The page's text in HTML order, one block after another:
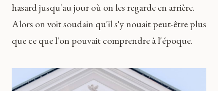
hasard jusqu'au jour où on les regarde en arrière.
Alors on voit soudain qu'il s'y nouait peut-être plus
que ce que l'on pouvait comprendre à l'époque.